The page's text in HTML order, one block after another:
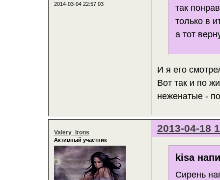
2014-03-04 22:57:03
так
только в
а тот
И я его
Вот так и по
неженатые -
2013-04-18
Valery_Irons
Активный участник
kisa
Сирень